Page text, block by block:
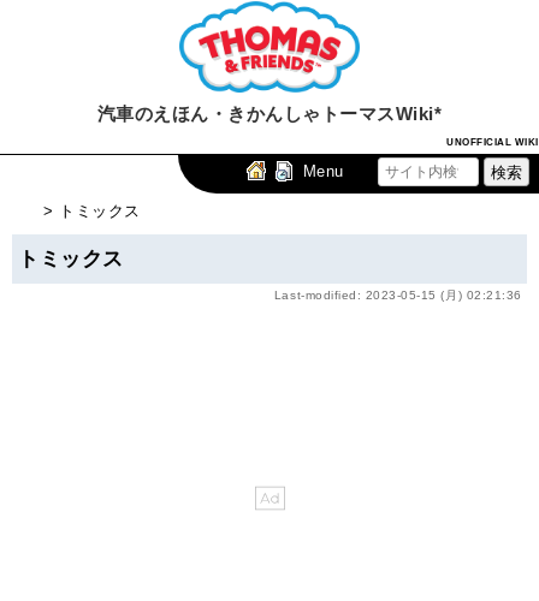
汽車のえほん・きかんしゃトーマスWiki*
UNOFFICIAL WIKI
Menu
> トミックス
トミックス
Last-modified: 2023-05-15 (月) 02:21:36